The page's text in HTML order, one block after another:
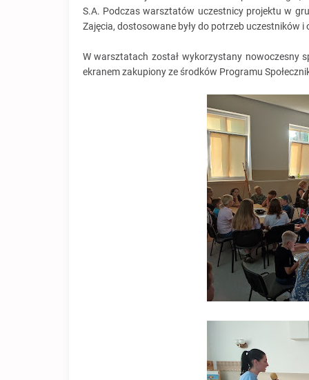
S.A. Podczas warsztatów uczestnicy projektu w
Zajęcia, dostosowane były do potrzeb uczestników i
W warsztatach został wykorzystany nowoczesny
ekranem zakupiony ze środków Programu